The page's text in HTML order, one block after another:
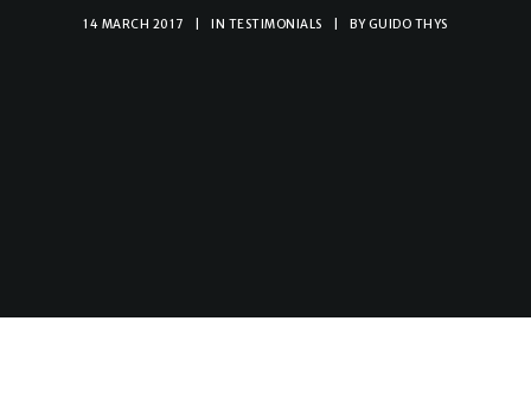
14 MARCH 2017 IN TESTIMONIALS BYGUIDO THYS